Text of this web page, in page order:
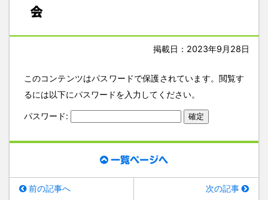
会
掲載日：2023年9月28日
このコンテンツはパスワードで保護されています。閲覧す
るには以下にパスワードを入力してください。
パスワード:
一覧ページへ
前の記事へ 次の記事